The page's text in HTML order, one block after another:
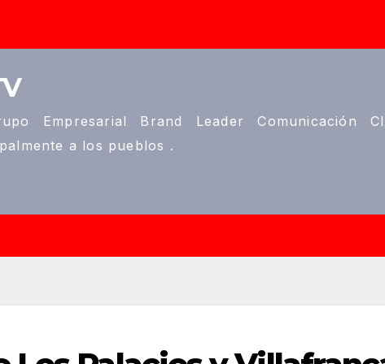
Empresarial Brand Leader Comunicación
a los pueblos .